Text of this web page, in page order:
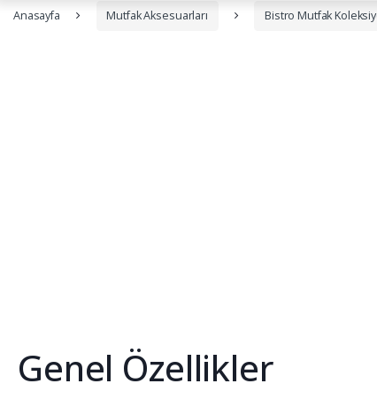
Anasayfa Mutfak Aksesuarları Bistro Mutfak
Genel Özellikler